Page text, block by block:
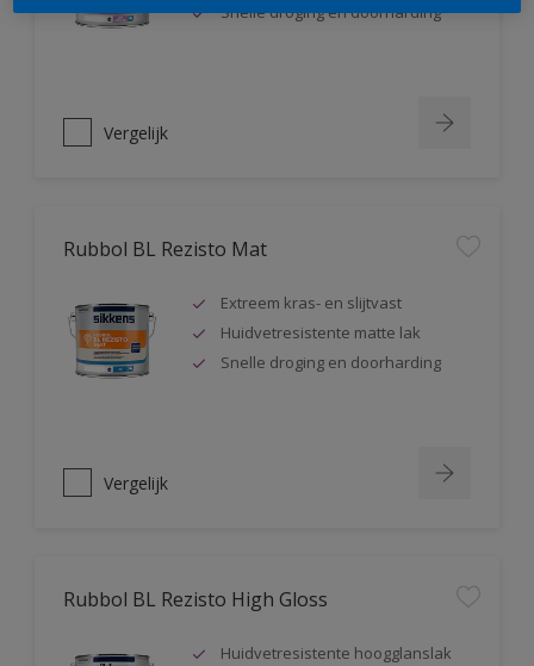
Snelle droging en doorharding
Vergelijk
Rubbol BL Rezisto Mat
Extreem kras- en slijtvast
Huidvetresistente matte lak
Snelle droging en doorharding
Vergelijk
Rubbol BL Rezisto High Gloss
Huidvetresistente hoogglanslak